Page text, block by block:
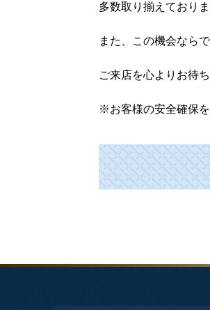
多数取り揃えており
また、この機会なら
ご来店を心よりお待
※お客様の安全確保